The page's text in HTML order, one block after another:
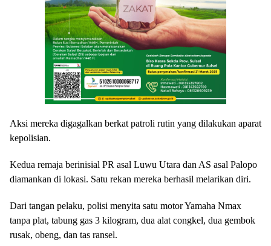
Aksi mereka digagalkan berkat patroli rutin yang dilakukan aparat
kepolisian.
Kedua remaja berinisial PR asal Luwu Utara dan AS asal Palopo
diamankan di lokasi. Satu rekan mereka berhasil melarikan diri.
Dari tangan pelaku, polisi menyita satu motor Yamaha Nmax
tanpa plat, tabung gas 3 kilogram, dua alat congkel, dua gembok
rusak, obeng, dan tas ransel.